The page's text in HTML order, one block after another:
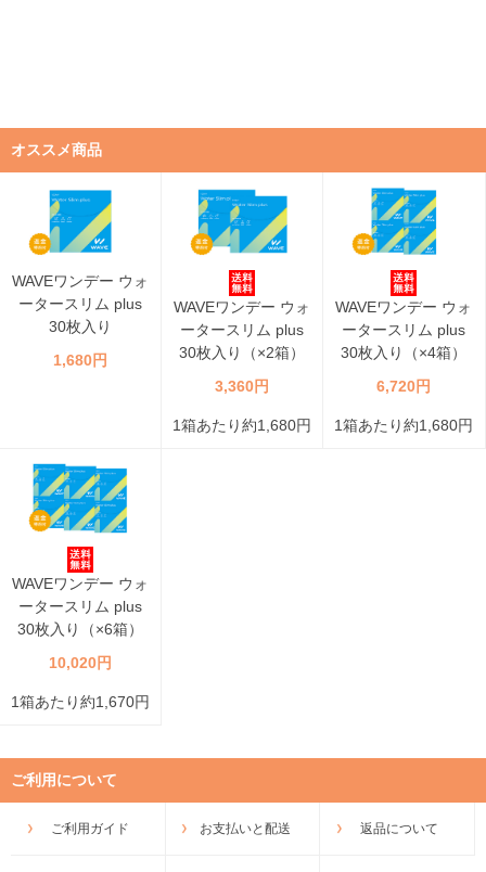
オススメ商品
WAVEワンデー ウォ
ータースリム plus
30枚入り
1,680円
WAVEワンデー ウォ
ータースリム plus
30枚入り（×2箱）
3,360円
1箱あたり約1,680円
WAVEワンデー ウォ
ータースリム plus
30枚入り（×4箱）
6,720円
1箱あたり約1,680円
WAVEワンデー ウォ
ータースリム plus
30枚入り（×6箱）
10,020円
1箱あたり約1,670円
ご利用について
ご利用ガイド お支払いと配送 返品について